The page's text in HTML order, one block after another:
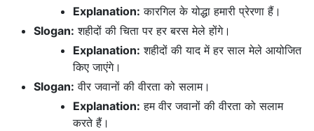
Explanation: कारगिल के योद्धा हमारी प्रेरणा हैं।
Slogan: शहीदों की चिता पर हर बरस मेले होंगे।
Explanation: शहीदों की याद में हर साल मेले आयोजित
किए जाएंगे।
Slogan: वीर जवानों की वीरता को सलाम।
Explanation: हम वीर जवानों की वीरता को सलाम
करते हैं।